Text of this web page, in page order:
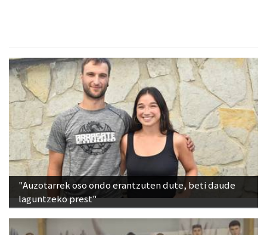
"Auzotarrek oso ondo erantzuten dute, beti daude
laguntzeko prest"